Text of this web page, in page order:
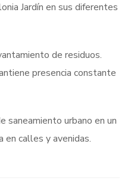
Jardín en sus diferentes
de residuos.
presencia constante
saneamiento urbano en un
en calles y avenidas.